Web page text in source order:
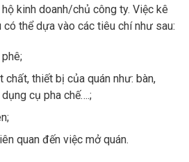
kinh doanh/chủ công ty. Việc kê
thể dựa vào các tiêu chí như sau:
thiết bị của quán như: bàn,
cụ pha chế….;
quan đến việc mở quán.